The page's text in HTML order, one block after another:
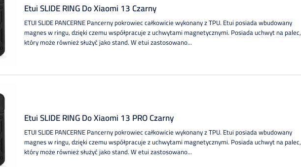
Etui SLIDE RING Do Xiaomi 13 Czarny
ETUI SLIDE PANCERNE Pancerny pokrowiec całkowicie wykonany z TPU. Etui posiada wbudowany
magnes w ringu, dzięki czemu współpracuje z uchwytami magnetycznymi. Posiada uchwyt na palec,
który może również służyć jako stand. W etui zastosowano...
Etui SLIDE RING Do Xiaomi 13 PRO Czarny
ETUI SLIDE PANCERNE Pancerny pokrowiec całkowicie wykonany z TPU. Etui posiada wbudowany
magnes w ringu, dzięki czemu współpracuje z uchwytami magnetycznymi. Posiada uchwyt na palec,
który może również służyć jako stand. W etui zastosowano...